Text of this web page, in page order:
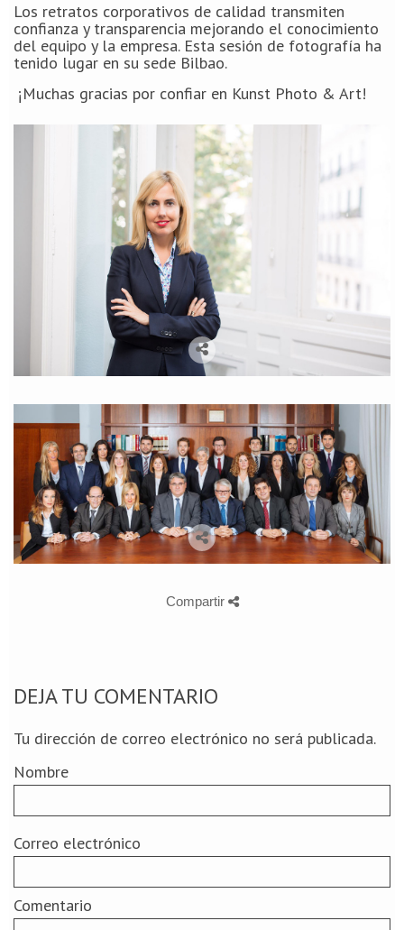
Los retratos corporativos de calidad transmiten
confianza y transparencia mejorando el conocimiento
del equipo y la empresa. Esta sesión de fotografía ha
tenido lugar en su sede Bilbao.
¡Muchas gracias por confiar en Kunst Photo & Art!
Compartir
DEJA TU COMENTARIO
Tu dirección de correo electrónico no será publicada.
Nombre
Correo electrónico
Comentario